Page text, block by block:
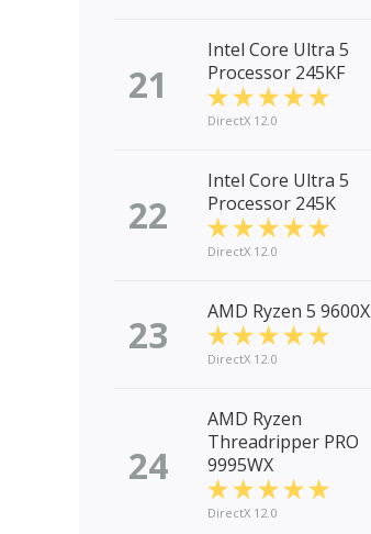
21
Intel Core Ultra 5
Processor 245KF
DirectX 12.0
22
Intel Core Ultra 5
Processor 245K
DirectX 12.0
23 AMD Ryzen 5 9600X
DirectX 12.0
24
AMD Ryzen
Threadripper PRO
9995WX
DirectX 12.0